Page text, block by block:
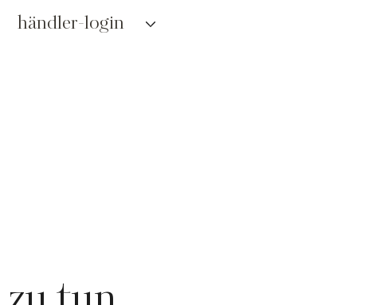
händler-login